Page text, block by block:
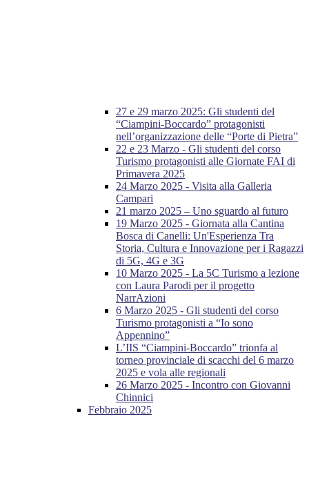
27 e 29 marzo 2025: Gli studenti del
“Ciampini-Boccardo” protagonisti
nell’organizzazione delle “Porte di Pietra”
22 e 23 Marzo - Gli studenti del corso
Turismo protagonisti alle Giornate FAI di
Primavera 2025
24 Marzo 2025 - Visita alla Galleria
Campari
21 marzo 2025 – Uno sguardo al futuro
19 Marzo 2025 - Giornata alla Cantina
Bosca di Canelli: Un'Esperienza Tra
Storia, Cultura e Innovazione per i Ragazzi
di 5G, 4G e 3G
10 Marzo 2025 - La 5C Turismo a lezione
con Laura Parodi per il progetto
NarrAzioni
6 Marzo 2025 - Gli studenti del corso
Turismo protagonisti a “Io sono
Appennino”
L’IIS “Ciampini-Boccardo” trionfa al
torneo provinciale di scacchi del 6 marzo
2025 e vola alle regionali
26 Marzo 2025 - Incontro con Giovanni
Chinnici
Febbraio 2025